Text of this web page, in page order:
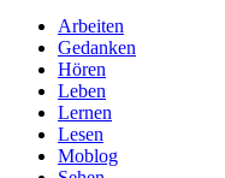
Arbeiten
Gedanken
Hören
Leben
Lernen
Lesen
Moblog